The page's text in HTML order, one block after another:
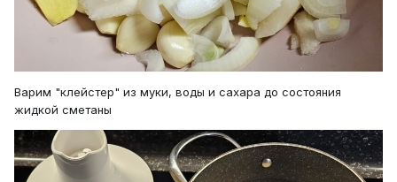
Варим "клейстер" из муки, воды и сахара до состояния
жидкой сметаны